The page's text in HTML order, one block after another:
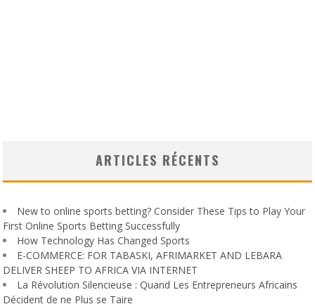
ARTICLES RÉCENTS
New to online sports betting? Consider These Tips to Play Your
First Online Sports Betting Successfully
How Technology Has Changed Sports
E-COMMERCE: FOR TABASKI, AFRIMARKET AND LEBARA
DELIVER SHEEP TO AFRICA VIA INTERNET
La Révolution Silencieuse : Quand Les Entrepreneurs Africains
Décident de ne Plus se Taire